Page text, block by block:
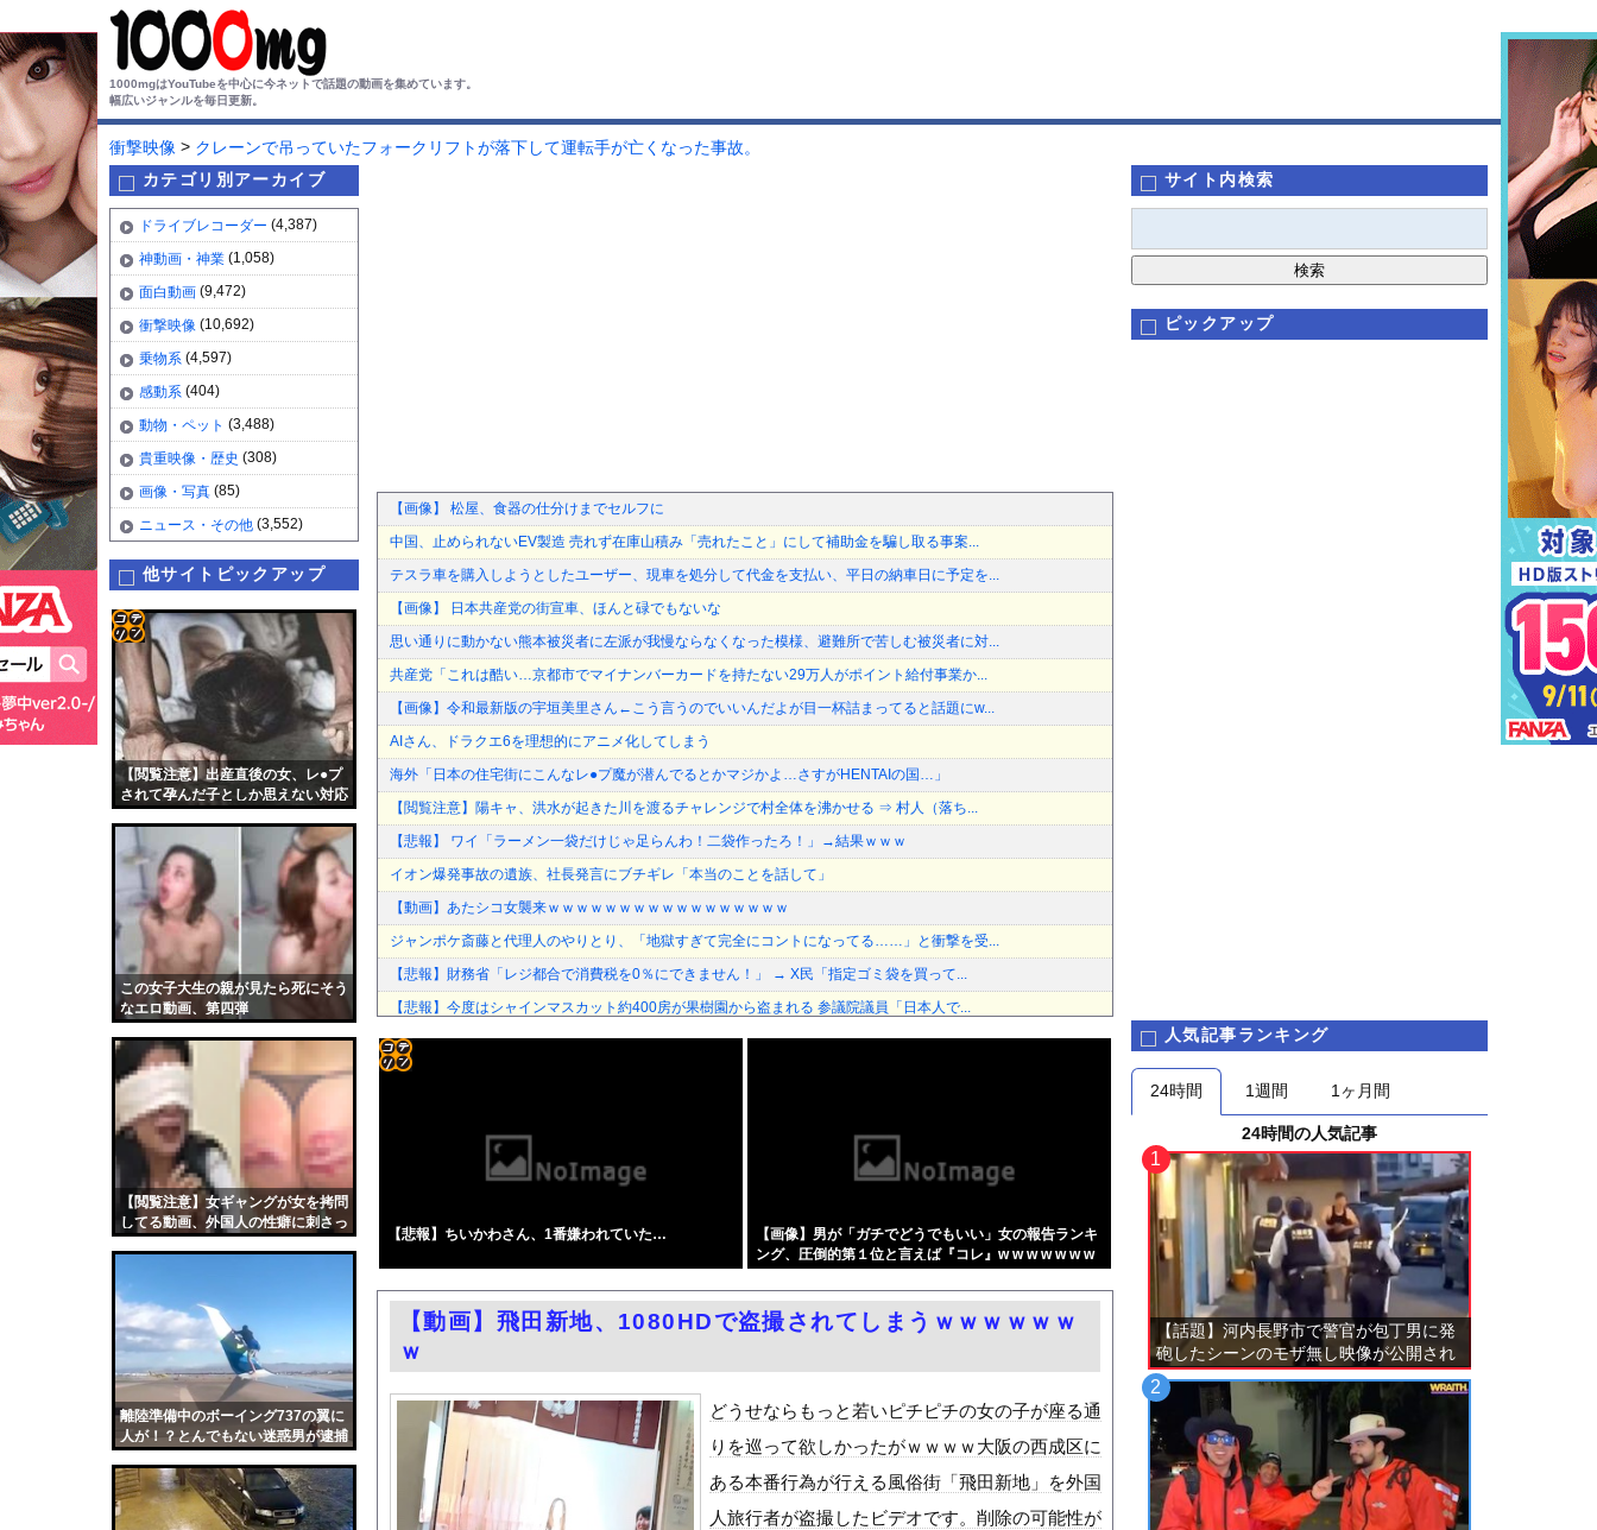
1000mgはYouTubeを中心に今ネットで話題の動画を集めています。
幅広いジャンルを毎日更新。
衝撃映像 > クレーンで吊っていたフォークリフトが落下して運転手が亡くなった事故。
カテゴリ別アーカイブ
ドライブレコーダー (4,387)
神動画・神業 (1,058)
面白動画 (9,472)
衝撃映像 (10,692)
乗物系 (4,597)
感動系 (404)
動物・ペット (3,488)
貴重映像・歴史 (308)
画像・写真 (85)
ニュース・その他 (3,552)
他サイトピックアップ
【閲覧注意】出産直後の女、レ●プ
されて孕んだ子としか思えない対応
この女子大生の親が見たら死にそう
なエロ動画、第四弾
【閲覧注意】女ギャングが女を拷問
してる動画、外国人の性癖に刺さっ
離陸準備中のボーイング737の翼に
人が！？とんでもない迷惑男が逮捕
コテ
リン
- 固
定リ
ンク
自動
更新
ツー
ル
【画像】 松屋、食器の仕分けまでセルフに
中国、止められないEV製造 売れず在庫山積み「売れたこと」にして補助金を騙し取る事案...
テスラ車を購入しようとしたユーザー、現車を処分して代金を支払い、平日の納車日に予定を...
【画像】 日本共産党の街宣車、ほんと碌でもないな
思い通りに動かない熊本被災者に左派が我慢ならなくなった模様、避難所で苦しむ被災者に対...
共産党「これは酷い…京都市でマイナンバーカードを持たない29万人がポイント給付事業か...
【画像】令和最新版の宇垣美里さん←こう言うのでいいんだよが目一杯詰まってると話題にw...
AIさん、ドラクエ6を理想的にアニメ化してしまう
海外「日本の住宅街にこんなレ●プ魔が潜んでるとかマジかよ…さすがHENTAIの国…」
【閲覧注意】陽キャ、洪水が起きた川を渡るチャレンジで村全体を沸かせる ⇒ 村人（落ち...
【悲報】 ワイ「ラーメン一袋だけじゃ足らんわ！二袋作ったろ！」→結果ｗｗｗ
イオン爆発事故の遺族、社長発言にブチギレ「本当のことを話して」
【動画】あたシコ女襲来ｗｗｗｗｗｗｗｗｗｗｗｗｗｗｗｗｗ
ジャンポケ斎藤と代理人のやりとり、「地獄すぎて完全にコントになってる……」と衝撃を受...
【悲報】財務省「レジ都合で消費税を0％にできません！」 → X民「指定ゴミ袋を買って...
【悲報】今度はシャインマスカット約400房が果樹園から盗まれる 参議院議員「日本人で...
【悲報】最近の漫画出版社、どこの会社もマジでやばいwwwww
【
ミツオカ、新型スポーツカーのティザー画像「第3弾」を公開！
中居正広（無職）、熊本に多額の寄付していた。知人「誰にも知られなくてもいい、と公表し...
【悲報】円安容認派「円安は輸出が伸びで日本経済ホクホク！」⇒ 世界に売る物が無さすぎ...
エロ漫画『どんなお願いでも聞いてくれる同級生と付き合ったら脳みそ破壊されたお話』をr...
【第4弾】FANZA「50％OFFキャンペーン」開催！人気の最新作・AVデビュー作品...
【速報】れいわ新選組、新たな党名は「いのちの党」 略称は「いのち」 [135853...
渡邊渚さん「私がPTSDと診断された当時、世間はまだPTSDという言葉は浸透されてい...
職場の人妻と不倫をして、ついに、、、
中国「台風接近！」台風13号「三峡直撃予測」中国「上流大洪水！（三峡上流」中国都市「...
韓国国会、サッカー前代表監督を追及「なぜ負けたのか」
【悲報】ちいかわさん、1番嫌われていた…
【画像】男が「ガチでどうでもいい」女の報告ランキ
ング、圧倒的第１位と言えば『コレ』w w w w w w w
更新
【動画】飛田新地、1080HDで盗撮されてしまうｗｗｗｗｗｗ
ｗ
どうせならもっと若いピチピチの女の子が座る通
りを巡って欲しかったがｗｗｗｗ大阪の西成区に
ある本番行為が行える風俗街「飛田新地」を外国
人旅行者が盗撮したビデオです。削除の可能性が
サイト内検索
ピックアップ
人気記事ランキング
24時間 1週間 1ヶ月間
24時間の人気記事
【話題】河内長野市で警官が包丁男に発
砲したシーンのモザ無し映像が公開され
る。